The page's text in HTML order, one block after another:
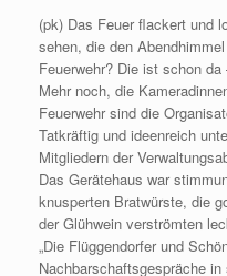
(pk) Das Feuer flackert und
sehen, die den
Feuerwehr? Die ist schon
Mehr noch, die
Feuerwehr sind die
Tatkräftig und ideenreich
Mitgliedern der
Das Gerätehaus war
knusperten Bratwürste, die
der Glühwein verströmten
„Die Flüggendorfer und
Nachbarschaftsgespräche